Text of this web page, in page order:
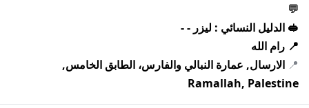
💬
🥪 الدليل النسائي : ليزر - -
📍 رام الله
📍 الارسال, عمارة النبالي والفارس، الطابق الخامس,
Ramallah, Palestine